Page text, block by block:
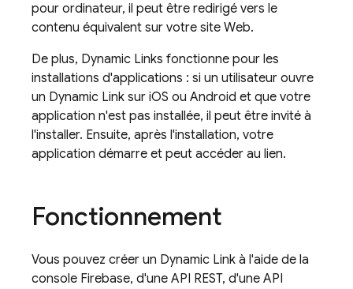
pour ordinateur, il peut être redirigé vers le
contenu équivalent sur votre site Web.
De plus, Dynamic Links fonctionne pour les
installations d'applications : si un utilisateur ouvre
un Dynamic Link sur iOS ou Android et que votre
application n'est pas installée, il peut être invité à
l'installer. Ensuite, après l'installation, votre
application démarre et peut accéder au lien.
Fonctionnement
Vous pouvez créer un Dynamic Link à l'aide de la
console Firebase, d'une API REST, d'une API